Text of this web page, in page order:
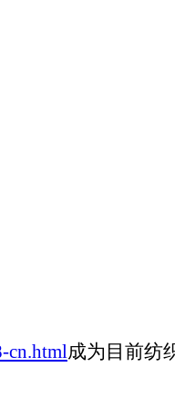
cn.html成为目前纺